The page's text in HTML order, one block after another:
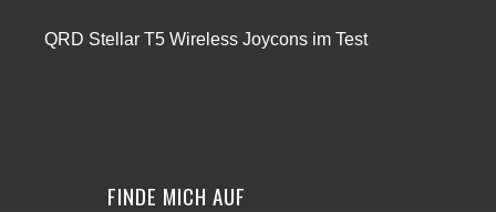
QRD Stellar T5 Wireless Joycons im Test
FINDE MICH AUF